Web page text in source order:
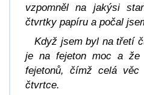
vzpomněl na jakýsi
čtvrtky papíru a počal
Když jsem byl na třetí
je na fejeton moc a
fejetonů, čímž celá
čtvrtce.